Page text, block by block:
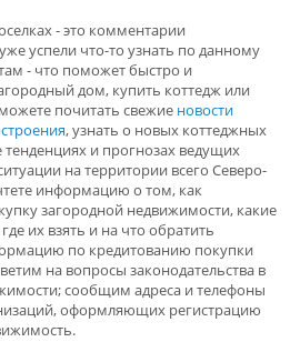
- это комментарии
успели что-то узнать по данному
- что поможет быстро и
дом, купить коттедж или
почитать свежие новости
, узнать о новых коттеджных
и прогнозах ведущих
на территории всего Северо-
информацию о том, как
загородной недвижимости, какие
их взять и на что обратить
по кредитованию покупки
на вопросы законодательства в
сообщим адреса и телефоны
оформляющих регистрацию